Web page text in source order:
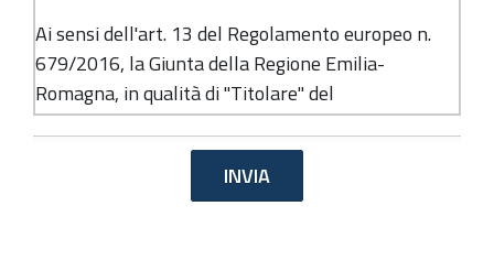
Ai sensi dell'art. 13 del Regolamento europeo n.
679/2016, la Giunta della Regione Emilia-
Romagna, in qualità di "Titolare" del
trattamento, è tenuta a fornirle informazioni in
merito all'utilizzo dei suoi dati personali.
2. Identità e dati di contatto del